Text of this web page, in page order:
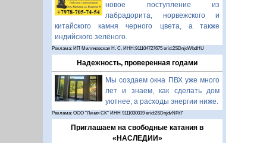
новое поступление из
лабрадорита, норвежского и
китайского камня черного цвета, а также
индийского зелёного.
Реклама: ИП Миляновская Н. С. ИНН:911104727675 erid:2SDnjeWbdHU
Надежность, проверенная годами
Мы создаем окна ПВХ уже много
лет и знаем, как сделать дом
уютнее, а расходы энергии ниже.
Реклама: ООО "Линия СК" ИНН 9111030039 erid:2SDnjdvNRt7
Приглашаем на свободные катания в
«НАСЛЕДИИ»